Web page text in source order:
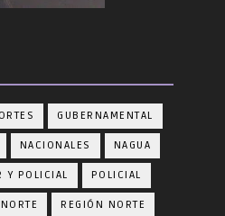
GUBERNAMENTAL
NACIONALES NAGUA
Y POLICIAL POLICIAL
REGIÓN NORTE